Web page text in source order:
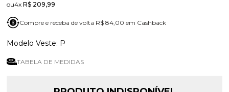
4xR$ 209,99
Compre e receba de volta R$ 84,00 em Cashback
P
TABELA DE MEDIDAS